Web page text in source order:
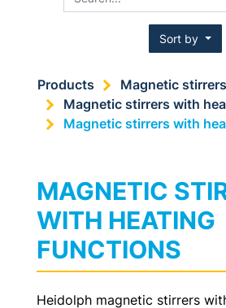
Sort by
Products
Magnetic stirrers
Magnetic stirrers with
Magnetic stirrers with
MAGNETIC
WITH HEATING
FUNCTIONS
Heidolph magnetic stirrers